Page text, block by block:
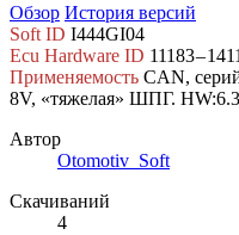
Обзор История версий
Soft ID I444GI04
Ecu Hardware ID 11183 –
Применяемость CAN,
8V, «тяжелая» ШПГ.
Автор
Otomotiv_Soft
Скачиваний
4